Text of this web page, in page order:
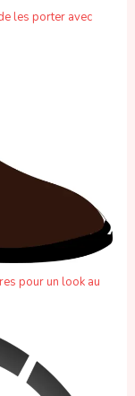
les porter avec
pour un look au